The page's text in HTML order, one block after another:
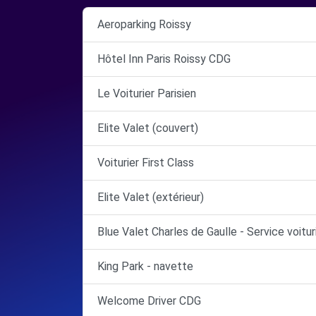
Aeroparking Roissy
Hôtel Inn Paris Roissy CDG
Le Voiturier Parisien
Elite Valet (couvert)
Voiturier First Class
Elite Valet (extérieur)
Blue Valet Charles de Gaulle - Service
King Park - navette
Welcome Driver CDG